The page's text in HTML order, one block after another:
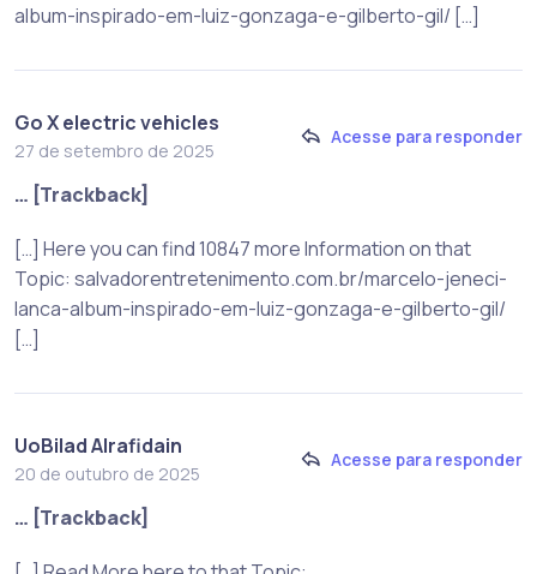
album-inspirado-em-luiz-gonzaga-e-gilberto-gil/ […]
Go X electric vehicles
27 de setembro de 2025
Acesse para responder
… [Trackback]
[…] Here you can find 10847 more Information on that
Topic: salvadorentretenimento.com.br/marcelo-jeneci-
lanca-album-inspirado-em-luiz-gonzaga-e-gilberto-gil/
[…]
UoBilad Alrafidain
20 de outubro de 2025
Acesse para responder
… [Trackback]